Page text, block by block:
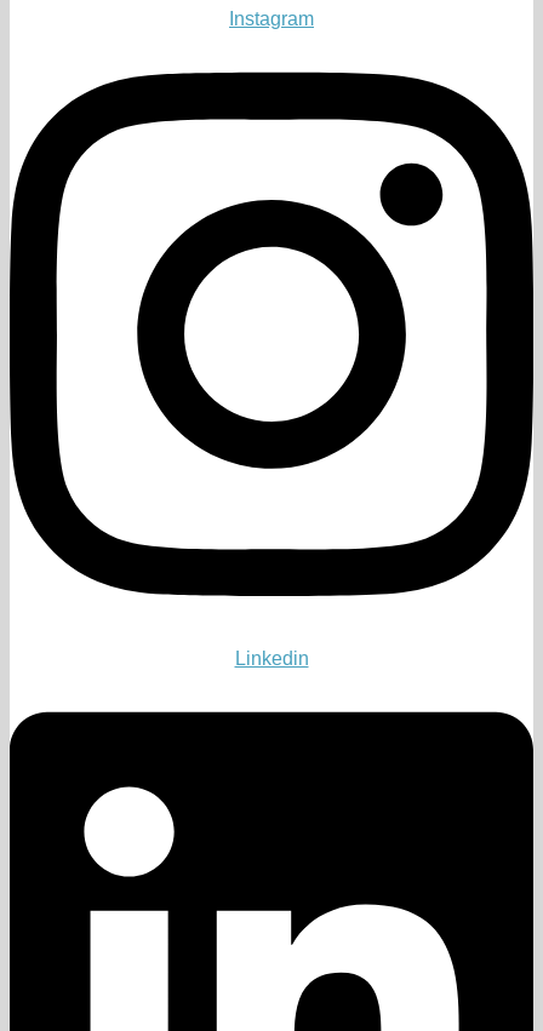
Instagram
Linkedin